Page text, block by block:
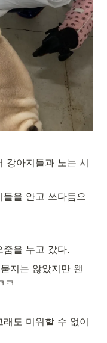
강아지들과 노는 시
을 안고 쓰다듬으
을 누고 갔다.
지는 않았지만 왠
ㅋ
도 미워할 수 없이